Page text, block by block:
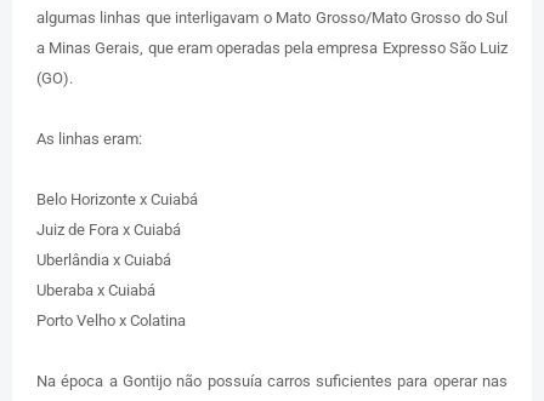
algumas linhas que interligavam o Mato Grosso/Mato Grosso do Sul
a Minas Gerais, que eram operadas pela empresa Expresso São Luiz
(GO).
As linhas eram:
Belo Horizonte x Cuiabá
Juiz de Fora x Cuiabá
Uberlândia x Cuiabá
Uberaba x Cuiabá
Porto Velho x Colatina
Na época a Gontijo não possuía carros suficientes para operar nas